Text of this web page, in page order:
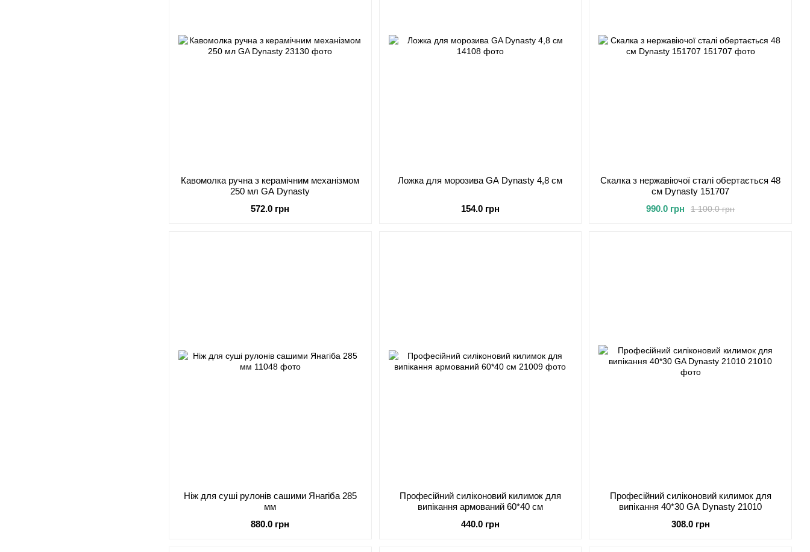
Кавомолка ручна з керамічним механізмом
250 мл GA Dynasty
572.0 грн
Ложка для морозива GA Dynasty 4,8 см
154.0 грн
Скалка з нержавіючої сталі обертається 48
см Dynasty 151707
1 100.0 грн
990.0 грн
Ніж для суші рулонів сашими Янагіба 285
мм
880.0 грн
Професійний силіконовий килимок для
випікання армований 60*40 см
440.0 грн
Професійний силіконовий килимок для
випікання 40*30 GA Dynasty 21010
308.0 грн